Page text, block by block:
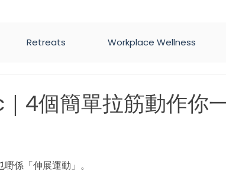
Retreats Workplace Wellness
4個簡單拉筋動作你
係「伸展運動」。